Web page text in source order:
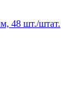
48 шт./штат.